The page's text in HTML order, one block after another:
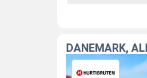
DANEMARK,